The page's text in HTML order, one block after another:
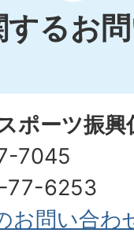
るお
ポーツ振興
7045
77-6253
お問い合わ